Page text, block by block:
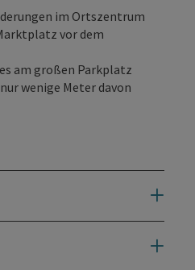
im Ortszentrum
vor dem
am großen Parkplatz
wenige Meter davon